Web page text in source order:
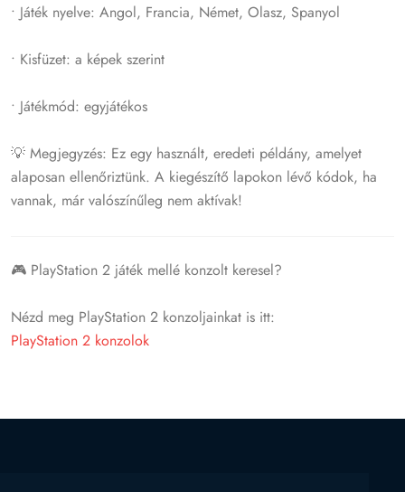
• Játék nyelve: Angol, Francia, Német, Olasz, Spanyol
• Kisfüzet: a képek szerint
• Játékmód: egyjátékos
💡 Megjegyzés: Ez egy használt, eredeti példány, amelyet
alaposan ellenőriztünk. A kiegészítő lapokon lévő kódok, ha
vannak, már valószínűleg nem aktívak!
🎮 PlayStation 2 játék mellé konzolt keresel?
Nézd meg PlayStation 2 konzoljainkat is itt:
PlayStation 2 konzolok